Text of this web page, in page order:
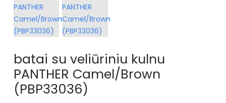
batai su veliūriniu kulnu
PANTHER Camel/Brown
(PBP33036)